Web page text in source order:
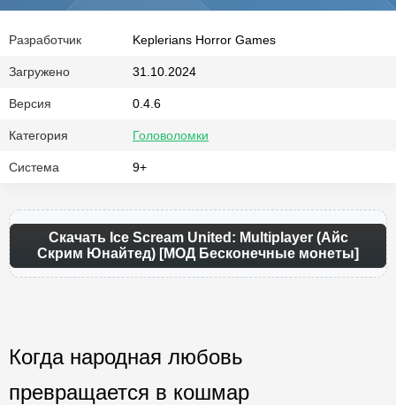
Разработчик Keplerians Horror Games
Загружено 31.10.2024
Версия 0.4.6
Категория Головоломки
Система 9+
Скачать Ice Scream United: Multiplayer (Айс
Скрим Юнайтед) [МОД Бесконечные монеты]
Когда народная любовь
превращается в кошмар